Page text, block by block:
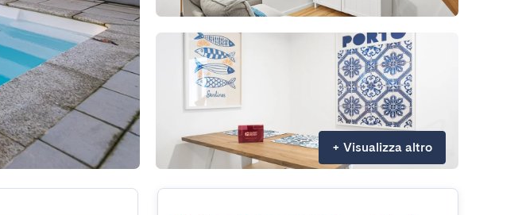
+ Visualizza altro